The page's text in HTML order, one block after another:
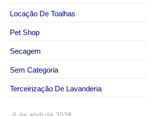
Locação De Toalhas
Pet Shop
Secagem
Sem Categoria
Terceirização De Lavanderia